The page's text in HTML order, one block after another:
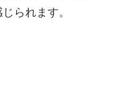
られます。